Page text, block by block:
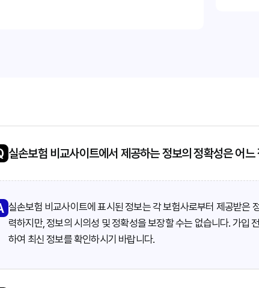
실손보험 비교사이트에서 제공하는 정보의 정확성은 어느
실손보험 비교사이트에 표시된 정보는 각 보험사로부터 제공받은
력하지만, 정보의 시의성 및 정확성을 보장할 수는 없습니다. 가입
하여 최신 정보를 확인하시기 바랍니다.